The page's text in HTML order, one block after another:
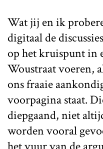
Wat jij en ik
digitaal de
op het kruispunt in
Woustraat voeren,
ons fraaie
voorpagina staat.
diepgaand, niet
worden vooral